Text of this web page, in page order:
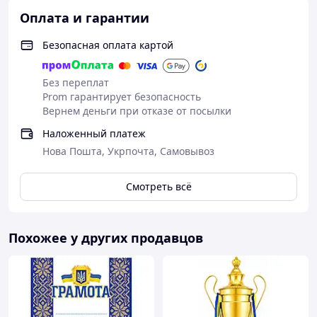
стандартный комплект, или одну из
Напишите результат выбора и список детей
в Viber / Telegram 0636616060 или на почту
ironprint.sales@gmail.com в любом, удобном
для Вас и понятном для нас, виде
Выбор дизайна жетона с индивидуальным
нанесением
Оплата и гарантии
Безопасная оплата картой
Без переплат
Prom гарантирует безопасность
Вернем деньги при отказе от посылки
Наложенный платеж
Нова Пошта, Укрпочта, Самовывоз
Смотреть всё
Похожее у других продавцов